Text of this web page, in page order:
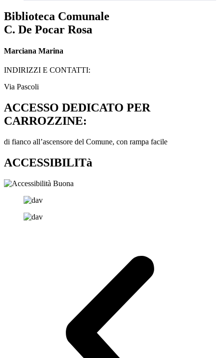
Biblioteca Comunale
C. De Pocar Rosa
Marciana Marina
INDIRIZZI E CONTATTI:​
Via Pascoli
ACCESSO DEDICATO PER
CARROZZINE:
di fianco all’ascensore del Comune, con rampa facile
ACCESSIBILITà